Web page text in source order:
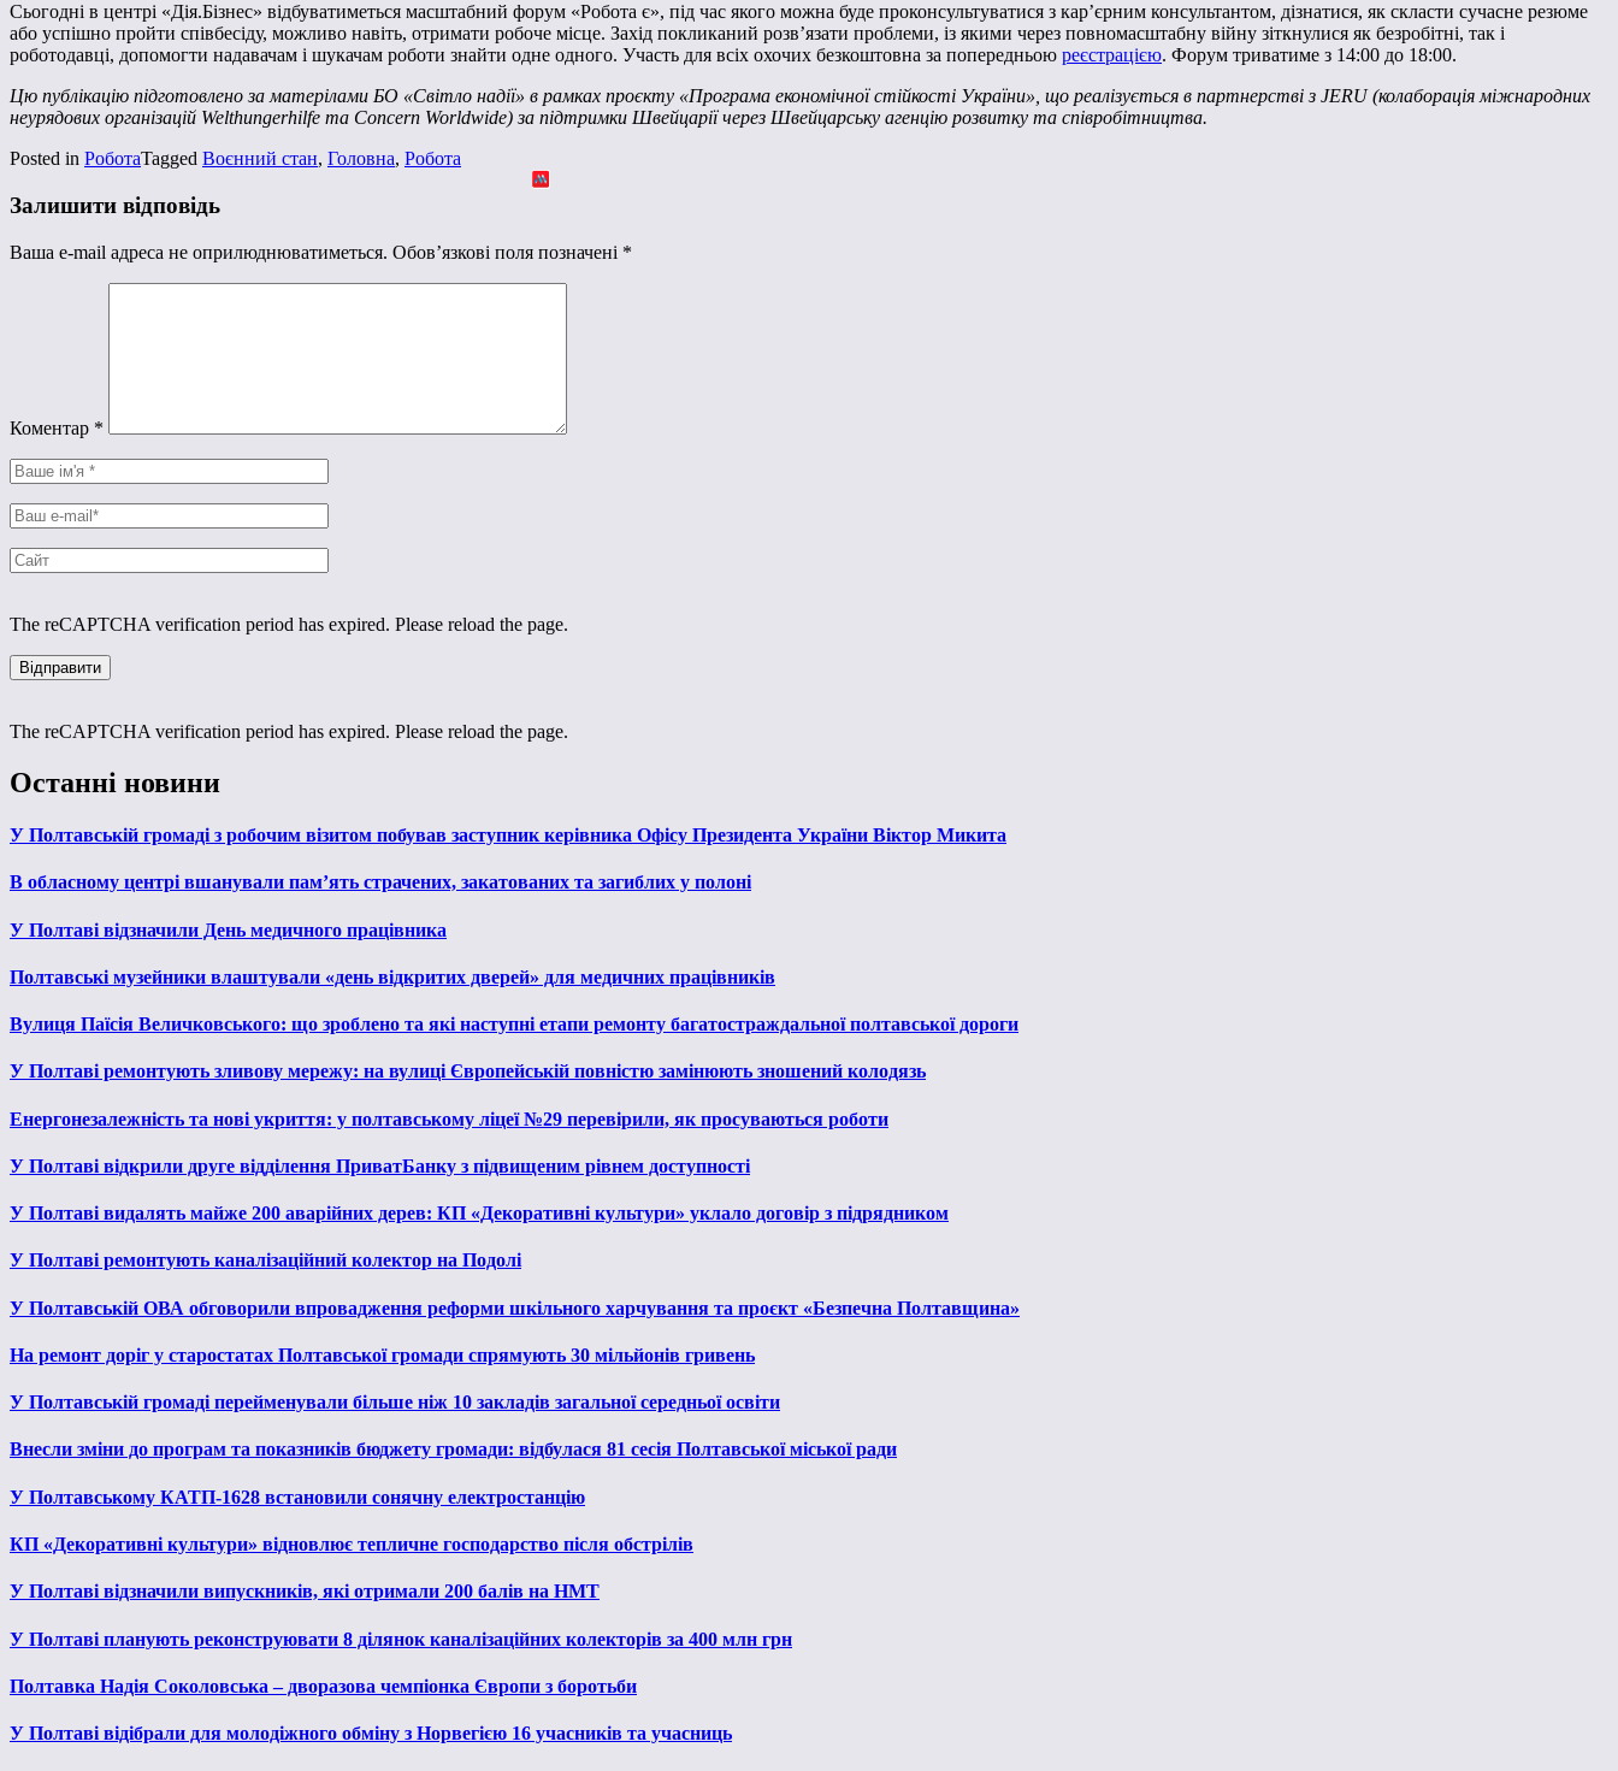
Сьогодні в центрі «Дія.Бізнес» відбуватиметься масштабний форум «Робота є», під час якого можна буде проконсультуватися з кар’єрним консультантом, дізнатися, як скласти сучасне резюме
або успішно пройти співбесіду, можливо навіть, отримати робоче місце. Захід покликаний розв’язати проблеми, із якими через повномасштабну війну зіткнулися як безробітні, так і
роботодавці, допомогти надавачам і шукачам роботи знайти одне одного. Участь для всіх охочих безкоштовна за попередньою реєстрацією. Форум триватиме з 14:00 до 18:00.
Цю публікацію підготовлено за матерілами БО «Світло надії» в рамках проєкту «Програма економічної стійкості України», що реалізується в партнерстві з JERU (колаборація міжнародних
неурядових організацій Welthungerhilfe та Concern Worldwide) за підтримки Швейцарії через Швейцарську агенцію розвитку та співробітництва.
Posted in РоботаTagged Воєнний стан, Головна, Робота
Залишити відповідь
Ваша e-mail адреса не оприлюднюватиметься. Обов’язкові поля позначені *
Коментар *
The reCAPTCHA verification period has expired. Please reload the page.
The reCAPTCHA verification period has expired. Please reload the page.
Останні новини
У Полтавській громаді з робочим візитом побував заступник керівника Офісу Президента України Віктор Микита
В обласному центрі вшанували пам’ять страчених, закатованих та загиблих у полоні
У Полтаві відзначили День медичного працівника
Полтавські музейники влаштували «день відкритих дверей» для медичних працівників
Вулиця Паїсія Величковського: що зроблено та які наступні етапи ремонту багатостраждальної полтавської дороги
У Полтаві ремонтують зливову мережу: на вулиці Європейській повністю замінюють зношений колодязь
Енергонезалежність та нові укриття: у полтавському ліцеї №29 перевірили, як просуваються роботи
У Полтаві відкрили друге відділення ПриватБанку з підвищеним рівнем доступності
У Полтаві видалять майже 200 аварійних дерев: КП «Декоративні культури» уклало договір з підрядником
У Полтаві ремонтують каналізаційний колектор на Подолі
У Полтавській ОВА обговорили впровадження реформи шкільного харчування та проєкт «Безпечна Полтавщина»
На ремонт доріг у старостатах Полтавської громади спрямують 30 мільйонів гривень
У Полтавській громаді перейменували більше ніж 10 закладів загальної середньої освіти
Внесли зміни до програм та показників бюджету громади: відбулася 81 сесія Полтавської міської ради
У Полтавському КАТП-1628 встановили сонячну електростанцію
КП «Декоративні культури» відновлює тепличне господарство після обстрілів
У Полтаві відзначили випускників, які отримали 200 балів на НМТ
У Полтаві планують реконструювати 8 ділянок каналізаційних колекторів за 400 млн грн
Полтавка Надія Соколовська – дворазова чемпіонка Європи з боротьби
У Полтаві відібрали для молодіжного обміну з Норвегією 16 учасників та учасниць